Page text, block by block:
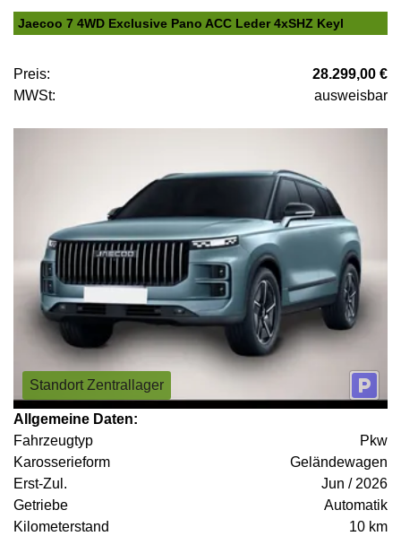
Jaecoo 7 4WD Exclusive Pano ACC Leder 4xSHZ Keyl
Preis:
28.299,00 €
MWSt:
ausweisbar
Standort Zentrallager
Allgemeine Daten:
Fahrzeugtyp
Pkw
Karosserieform
Geländewagen
Erst-Zul.
Jun / 2026
Getriebe
Automatik
Kilometerstand
10 km